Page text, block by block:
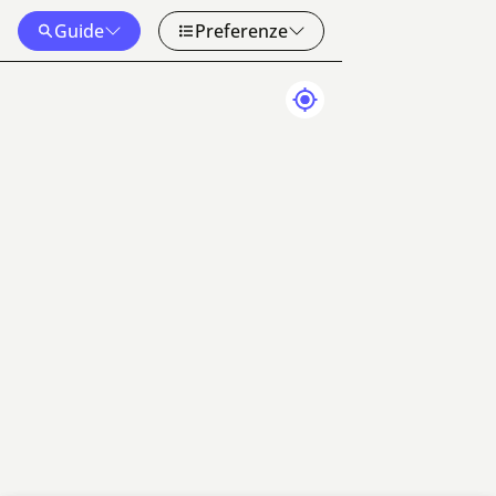
Guide Preferenze
Dati mappa 50 km Termini